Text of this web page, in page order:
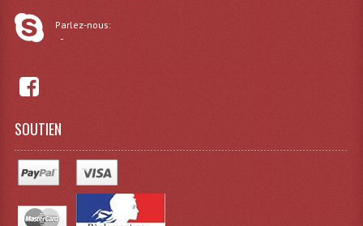
Enceintes Encastrables Ligne 100V 4-8 Ohm
Enceintes Murales (Ligne 100V 16 - 8 Ohm)
Hp À Chambre De Compression
Parlez-nous:
-
SOUTIEN